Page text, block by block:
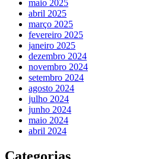
maio 2025
abril 2025
março 2025
fevereiro 2025
janeiro 2025
dezembro 2024
novembro 2024
setembro 2024
agosto 2024
julho 2024
junho 2024
maio 2024
abril 2024